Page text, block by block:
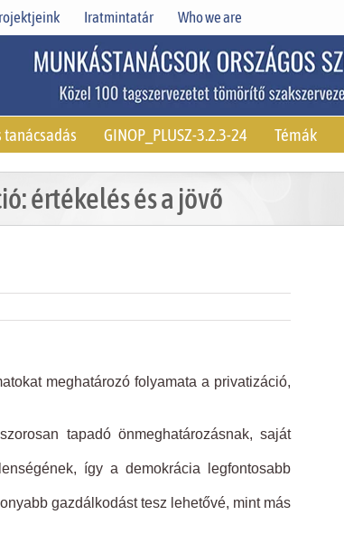
Iratmintatár Who we are
tanácsadás GINOP_PLUSZ-3.2.3-24 Témák
értékelés és a jövő
meghatározó folyamata a privatizáció,
tapadó önmeghatározásnak, saját
így a demokrácia legfontosabb
gazdálkodást tesz lehetővé, mint más